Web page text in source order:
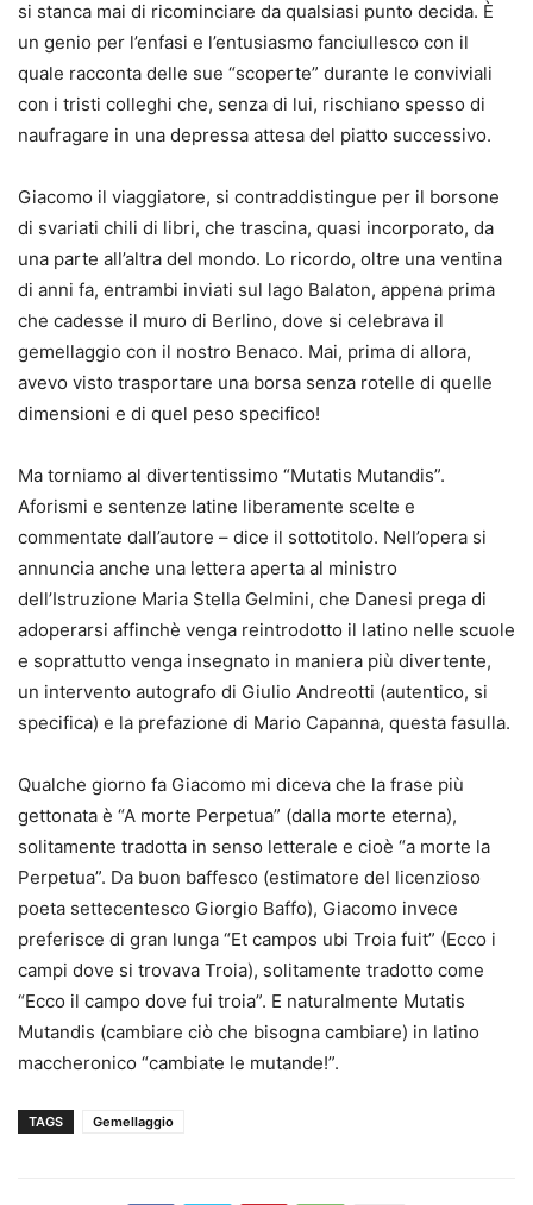
si stanca mai di ricominciare da qualsiasi punto decida. È
un genio per l’enfasi e l’entusiasmo fanciullesco con il
quale racconta delle sue “scoperte” durante le conviviali
con i tristi colleghi che, senza di lui, rischiano spesso di
naufragare in una depressa attesa del piatto successivo.
Giacomo il viaggiatore, si contraddistingue per il borsone
di svariati chili di libri, che trascina, quasi incorporato, da
una parte all’altra del mondo. Lo ricordo, oltre una ventina
di anni fa, entrambi inviati sul lago Balaton, appena prima
che cadesse il muro di Berlino, dove si celebrava il
gemellaggio con il nostro Benaco. Mai, prima di allora,
avevo visto trasportare una borsa senza rotelle di quelle
dimensioni e di quel peso specifico!
Ma torniamo al divertentissimo “Mutatis Mutandis”.
Aforismi e sentenze latine liberamente scelte e
commentate dall’autore – dice il sottotitolo. Nell’opera si
annuncia anche una lettera aperta al ministro
dell’Istruzione Maria Stella Gelmini, che Danesi prega di
adoperarsi affinchè venga reintrodotto il latino nelle scuole
e soprattutto venga insegnato in maniera più divertente,
un intervento autografo di Giulio Andreotti (autentico, si
specifica) e la prefazione di Mario Capanna, questa fasulla.
Qualche giorno fa Giacomo mi diceva che la frase più
gettonata è “A morte Perpetua” (dalla morte eterna),
solitamente tradotta in senso letterale e cioè “a morte la
Perpetua”. Da buon baffesco (estimatore del licenzioso
poeta settecentesco Giorgio Baffo), Giacomo invece
preferisce di gran lunga “Et campos ubi Troia fuit” (Ecco i
campi dove si trovava Troia), solitamente tradotto come
“Ecco il campo dove fui troia”. E naturalmente Mutatis
Mutandis (cambiare ciò che bisogna cambiare) in latino
maccheronico “cambiate le mutande!”.
TAGS Gemellaggio